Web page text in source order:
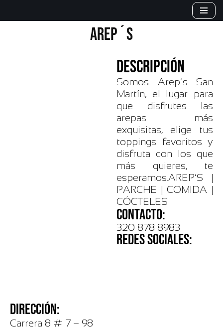
AREP´S
DESCRIPCIÓN
Somos Arep´s San
Martín, el lugar para
que disfrutes las
arepas más
exquisitas, elige tus
toppings favoritos y
disfruta con los que
más quieres, te
esperamos.AREP’S |
PARCHE | COMIDA |
CÓCTELES
CONTACTO:
320 878 8983
REDES SOCIALES:
DIRECCIÓN:
Carrera 8 # 7 – 98